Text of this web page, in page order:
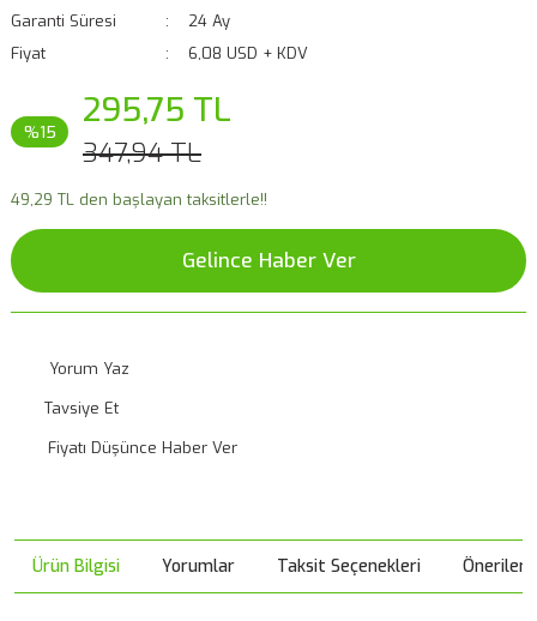
Garanti Süresi
24 Ay
Fiyat
6,08 USD + KDV
%15 295,75 TL
347,94 TL
49,29 TL den başlayan taksitlerle!!
Gelince Haber Ver
Yorum Yaz
Tavsiye Et
Fiyatı Düşünce Haber Ver
Ürün Bilgisi Yorumlar Taksit Seçenekleri